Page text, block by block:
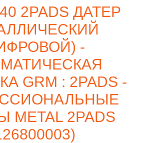
2PADS ДАТЕР
-
GRM : 2PADS -
METAL 2PADS